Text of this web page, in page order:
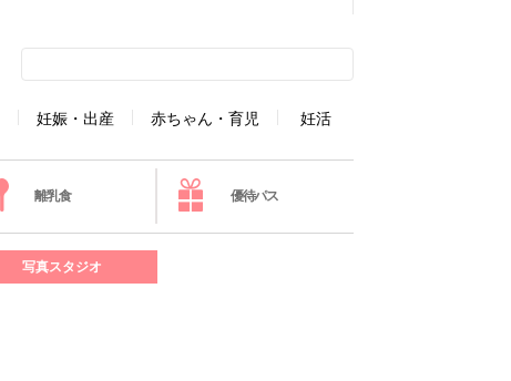
妊娠・出産 赤ちゃん・育児 妊活
離乳食 優待パス
写真スタジオ